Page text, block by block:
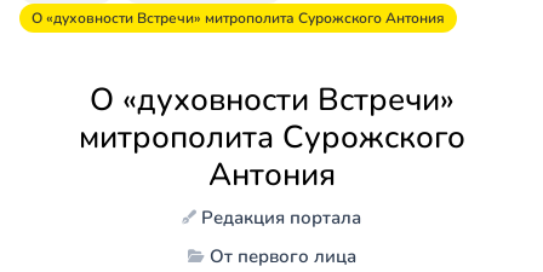
О «духовности Встречи» митрополита Сурожского Антония
О «духовности Встречи»
митрополита Сурожского
Антония
Редакция портала
От первого лица